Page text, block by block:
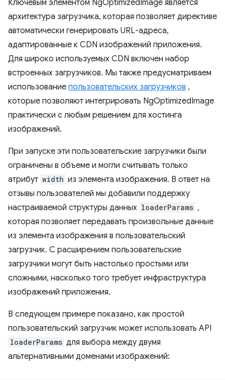
Ключевым элементом NgOptimizedImage является
архитектура загрузчика, которая позволяет директиве
автоматически генерировать URL-адреса,
адаптированные к CDN изображений приложения.
Для широко используемых CDN включен набор
встроенных загрузчиков. Мы также предусматриваем
использование пользовательских загрузчиков ,
которые позволяют интегрировать NgOptimizedImage
практически с любым решением для хостинга
изображений.
При запуске эти пользовательские загрузчики были
ограничены в объеме и могли считывать только
атрибут width из элемента изображения. В ответ на
отзывы пользователей мы добавили поддержку
настраиваемой структуры данных loaderParams ,
которая позволяет передавать произвольные данные
из элемента изображения в пользовательский
загрузчик. С расширением пользовательские
загрузчики могут быть настолько простыми или
сложными, насколько того требует инфраструктура
изображений приложения.
В следующем примере показано, как простой
пользовательский загрузчик может использовать API
loaderParams для выбора между двумя
альтернативными доменами изображений: